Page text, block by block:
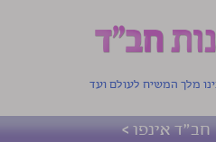
מלך המשיח לעולם ועד
חב"ד אינפו >